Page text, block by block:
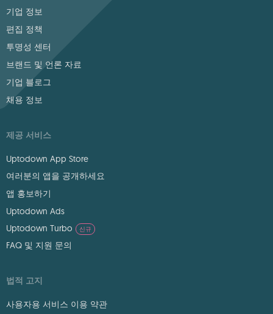
기업 정보
편집 정책
투명성 센터
브랜드 및 언론 자료
기업 블로그
채용 정보
제공 서비스
Uptodown App Store
여러분의 앱을 공개하세요
앱 홍보하기
Uptodown Ads
Uptodown Turbo
신규
FAQ 및 지원 문의
법적 고지
사용자용 서비스 이용 약관